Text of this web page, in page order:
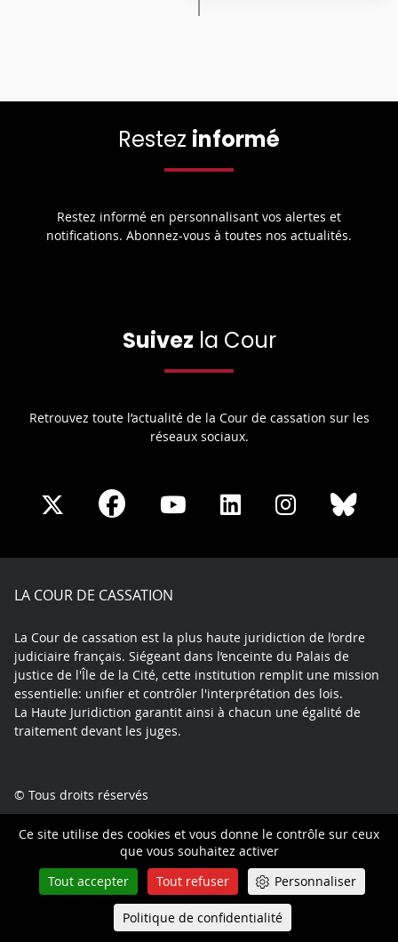
Ce site utilise des cookies et vous donne le contrôle sur ceux
que vous souhaitez activer
Tout accepter
Tout refuser Personnaliser
Politique de confidentialité
Restez informé
Restez informé en personnalisant vos alertes et
notifications. Abonnez-vous à toutes nos actualités.
Suivez la Cour
Retrouvez toute l’actualité de la Cour de cassation sur les
réseaux sociaux.
Share
X
Share
Facebook
Share
Youtube
Share
LinkedIn
Share
Instagram
LA COUR DE CASSATION
La Cour de cassation est la plus haute juridiction de l’ordre
judiciaire français. Siégeant dans l’enceinte du Palais de
justice de l'Île de la Cité, cette institution remplit une mission
essentielle: unifier et contrôler l'interprétation des lois.
La Haute Juridiction garantit ainsi à chacun une égalité de
traitement devant les juges.
© Tous droits réservés
Comment faire un pourvoi
Suivre mon affaire
Queue-Fair